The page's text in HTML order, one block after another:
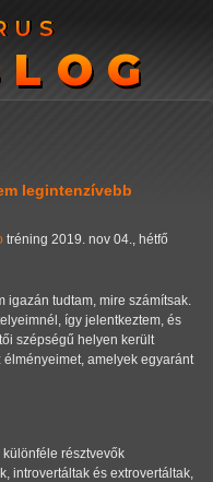
legintenzívebb
tréning 2019. nov 04., hétfő
igazán tudtam, mire számítsak.
így jelentkeztem, és
szépségű helyen került
amelyek egyaránt
résztvevők
introvertáltak és extrovertáltak,